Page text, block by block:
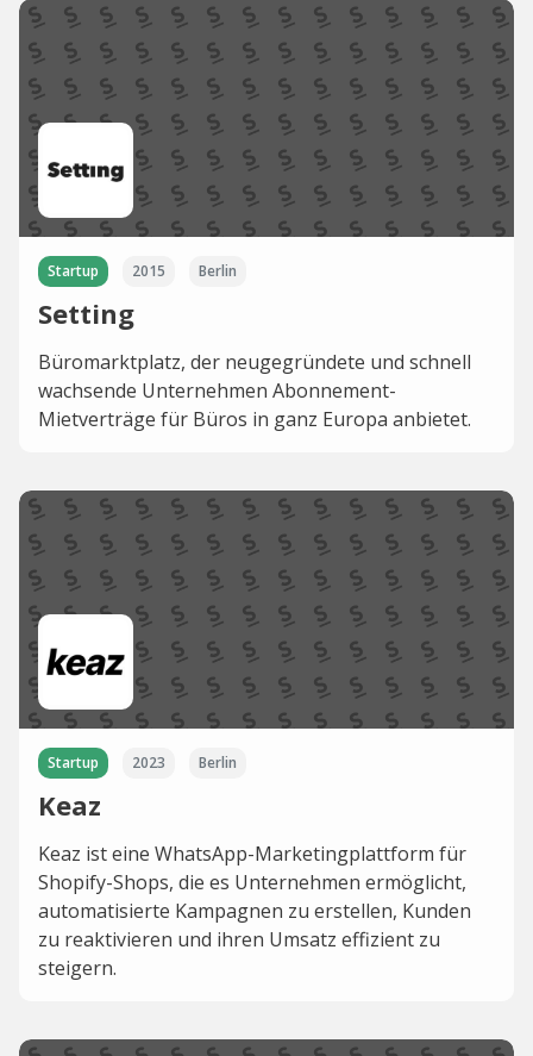
Startup 2015 Berlin
Setting
Büromarktplatz, der neugegründete und schnell
wachsende Unternehmen Abonnement-
Mietverträge für Büros in ganz Europa anbietet.
Startup 2023 Berlin
Keaz
Keaz ist eine WhatsApp-Marketingplattform für
Shopify-Shops, die es Unternehmen ermöglicht,
automatisierte Kampagnen zu erstellen, Kunden
zu reaktivieren und ihren Umsatz effizient zu
steigern.